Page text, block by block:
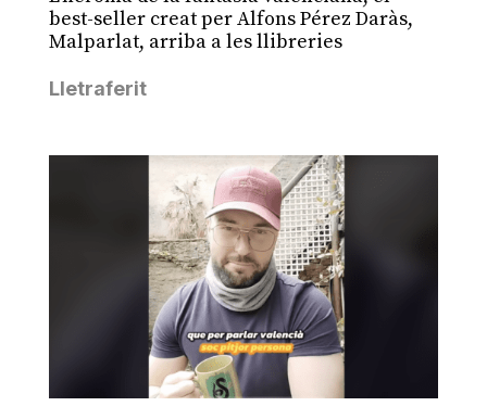
best-seller creat per Alfons Pérez Daràs,
Malparlat, arriba a les llibreries
Lletraferit